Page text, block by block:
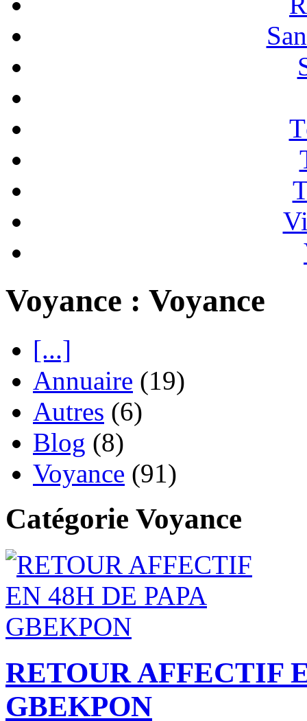
Voyance : Voyance
[...]
Annuaire (19)
Autres (6)
Blog (8)
Voyance (91)
Catégorie Voyance
RETOUR AFFECTIF
GBEKPON